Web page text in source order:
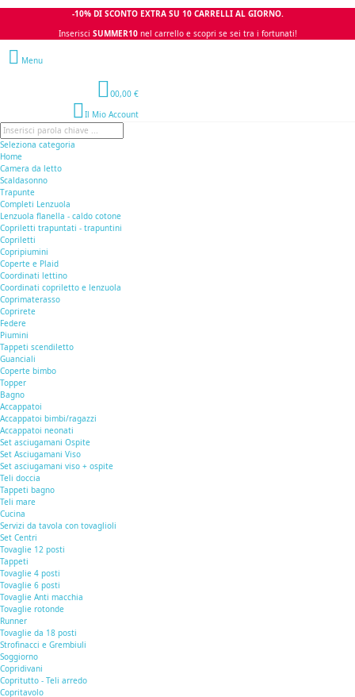
-10% DI SCONTO EXTRA SU 10 CARRELLI AL GIORNO.
Inserisci SUMMER10 nel carrello e scopri se sei tra i fortunati!
Menu
00,00 €
Il Mio Account
Seleziona categoria
Home
Camera da letto
Scaldasonno
Trapunte
Completi Lenzuola
Lenzuola flanella - caldo cotone
Copriletti trapuntati - trapuntini
Copriletti
Copripiumini
Coperte e Plaid
Coordinati lettino
Coordinati copriletto e lenzuola
Coprimaterasso
Coprirete
Federe
Piumini
Tappeti scendiletto
Guanciali
Coperte bimbo
Topper
Bagno
Accappatoi
Accappatoi bimbi/ragazzi
Accappatoi neonati
Set asciugamani Ospite
Set Asciugamani Viso
Set asciugamani viso + ospite
Teli doccia
Tappeti bagno
Teli mare
Cucina
Servizi da tavola con tovaglioli
Set Centri
Tovaglie 12 posti
Tappeti
Tovaglie 4 posti
Tovaglie 6 posti
Tovaglie Anti macchia
Tovaglie rotonde
Runner
Tovaglie da 18 posti
Strofinacci e Grembiuli
Soggiorno
Copridivani
Copritutto - Teli arredo
Copritavolo